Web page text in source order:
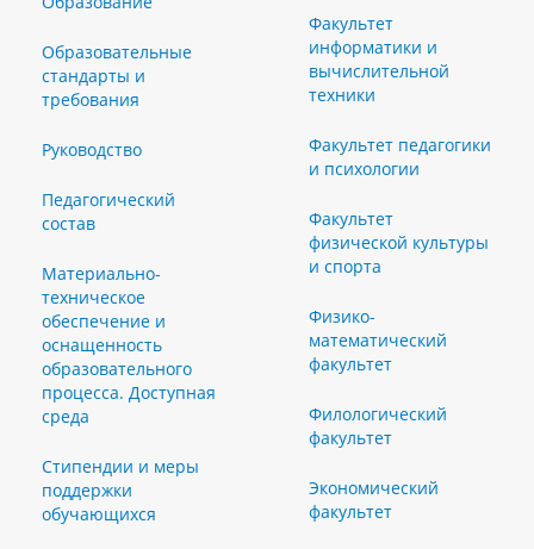
Образовательные
стандарты и
требования
Руководство
Педагогический
состав
Материально-
техническое
обеспечение и
оснащенность
образовательного
процесса. Доступная
среда
Стипендии и меры
поддержки
обучающихся
Факультет
информатики и
вычислительной
техники
Факультет педагогики
и психологии
Факультет
физической культуры
и спорта
Физико-
математический
факультет
Филологический
факультет
Экономический
факультет